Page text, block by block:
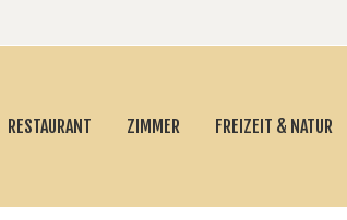
RESTAURANT ZIMMER FREIZEIT & NATUR